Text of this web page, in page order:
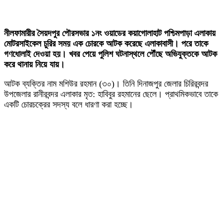
নীলফামারীর সৈয়দপুর পৌরসভার ১নং ওয়াডের কয়াগোলাহাট পশ্চিমপাড়া এলাকায়
মোটরসাইকেল চুরির সময় এক চোরকে আটক করেছে এলাকাবাসী। পরে তাকে
গণধোলাই দেওয়া হয়। খবর পেয়ে পুলিশ ঘটনাস্থলে পৌঁছে অভিযুক্তকে আটক
করে থানায় নিয়ে যায়।
আটক ব্যক্তির নাম মশিউর রহমান (৩০)। তিনি দিনাজপুর জেলার চিরিরবন্দর
উপজেলার রানীরবন্দর এলাকার মৃত: হাবিবুর রহমানের ছেলে। প্রাথমিকভাবে তাকে
একটি চোরচক্রের সদস্য বলে ধারণা করা হচ্ছে।